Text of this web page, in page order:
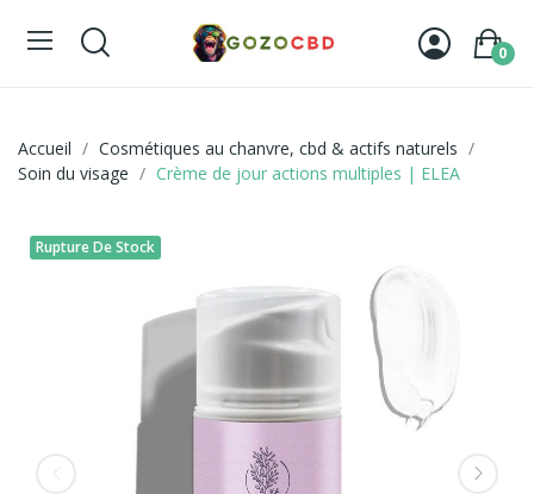
0
Accueil
Cosmétiques au chanvre, cbd & actifs naturels
Soin du visage
Crème de jour actions multiples | ELEA
Rupture De Stock